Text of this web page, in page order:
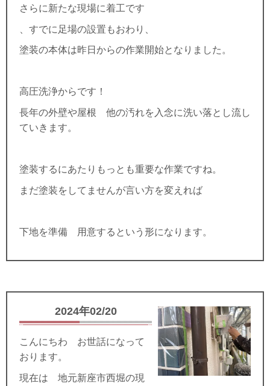
さらに新たな現場に着工です
、すでに足場の設置もおわり、
塗装の本体は昨日からの作業開始となりました。
高圧洗浄からです！
長年の外壁や屋根 他の汚れを入念に洗い落とし流し
ていきます。
塗装するにあたりもっとも重要な作業ですね。
まだ塗装をしてませんが言い方を変えれば
下地を準備 用意するという形になります。
2024年02/20
こんにちわ お世話になって
おります。
現在は 地元新座市西堀の現